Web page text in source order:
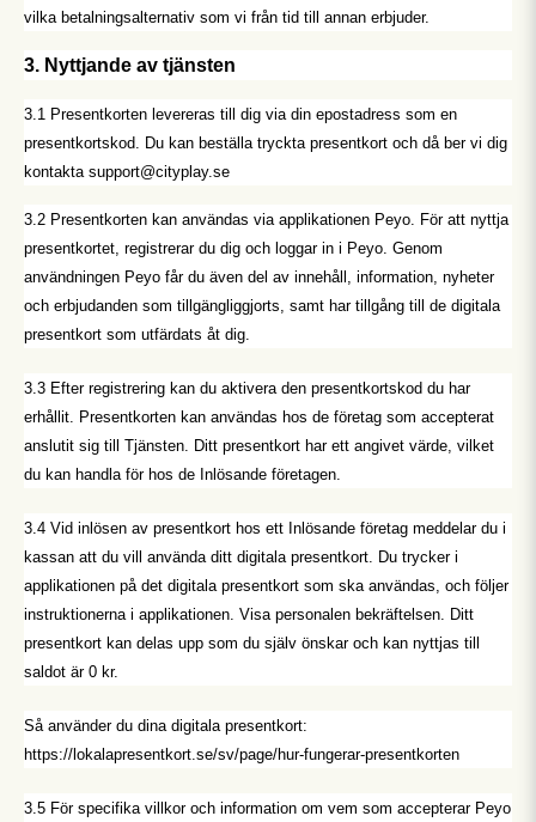
vilka betalningsalternativ som vi från tid till annan erbjuder.
3. Nyttjande av tjänsten
3.1 Presentkorten levereras till dig via din epostadress som en
presentkortskod. Du kan beställa tryckta presentkort och då ber vi dig
kontakta support@cityplay.se
3.2 Presentkorten kan användas via applikationen Peyo. För att nyttja
presentkortet, registrerar du dig och loggar in i Peyo. Genom
användningen Peyo får du även del av innehåll, information, nyheter
och erbjudanden som tillgängliggjorts, samt har tillgång till de digitala
presentkort som utfärdats åt dig.
3.3 Efter registrering kan du aktivera den presentkortskod du har
erhållit. Presentkorten kan användas hos de företag som accepterat
anslutit sig till Tjänsten. Ditt presentkort har ett angivet värde, vilket
du kan handla för hos de Inlösande företagen.
3.4 Vid inlösen av presentkort hos ett Inlösande företag meddelar du i
kassan att du vill använda ditt digitala presentkort. Du trycker i
applikationen på det digitala presentkort som ska användas, och följer
instruktionerna i applikationen. Visa personalen bekräftelsen. Ditt
presentkort kan delas upp som du själv önskar och kan nyttjas till
saldot är 0 kr.
Så använder du dina digitala presentkort:
https://lokalapresentkort.se/sv/page/hur-fungerar-presentkorten
3.5 För specifika villkor och information om vem som accepterar Peyo